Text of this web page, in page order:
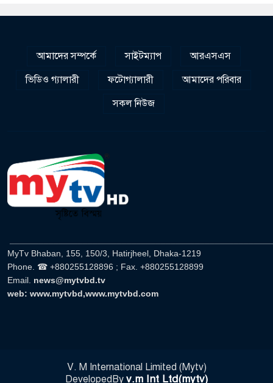
আমাদের সম্পর্কে সাইটম্যাপ
আরএসএস
ভিডিও গ্যালারী
ফটোগ্যালারী
আমাদের পরিবার
সকল নিউজ
MyTv Bhaban, 155, 150/3, Hatirjheel, Dhaka-1219
Phone. ☎ +880255128896 ; Fax. +880255128899
Email. news@mytvbd.tv
web: www.mytvbd,www.mytvbd.com
V. M International Limited (Mytv)
DevelopedBy v.m Int Ltd(mytv)